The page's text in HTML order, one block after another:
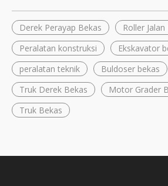
Derek Perayap Bekas
Roller
Peralatan konstruksi
Ekskavator
peralatan teknik
Buldoser bekas
Truk Derek Bekas
Motor Grader
Truk Bekas